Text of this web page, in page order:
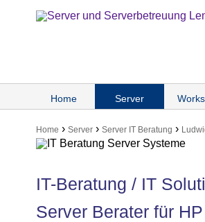
Home Server
Home › Server › Server IT Beratung ›
IT-Beratung / IT
Server Berater für